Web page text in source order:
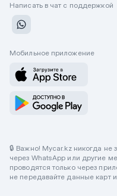
Написать в чат с поддержкой
Мобильное приложение
🔒 Важно! Mycar.kz никогда не
через WhatsApp или другие
проводятся только через
не передавайте данные карт